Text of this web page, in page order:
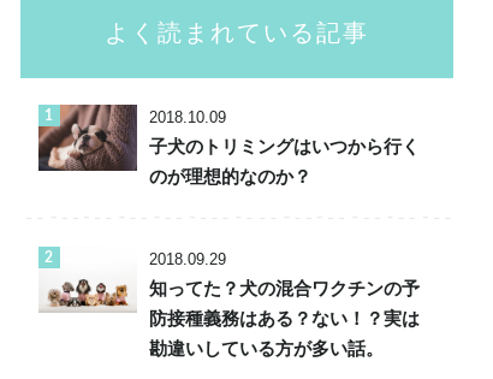
よく読まれている記事
2018.10.09
子犬のトリミングはいつから行く
のが理想的なのか？
2018.09.29
知ってた？犬の混合ワクチンの予
防接種義務はある？ない！？実は
勘違いしている方が多い話。